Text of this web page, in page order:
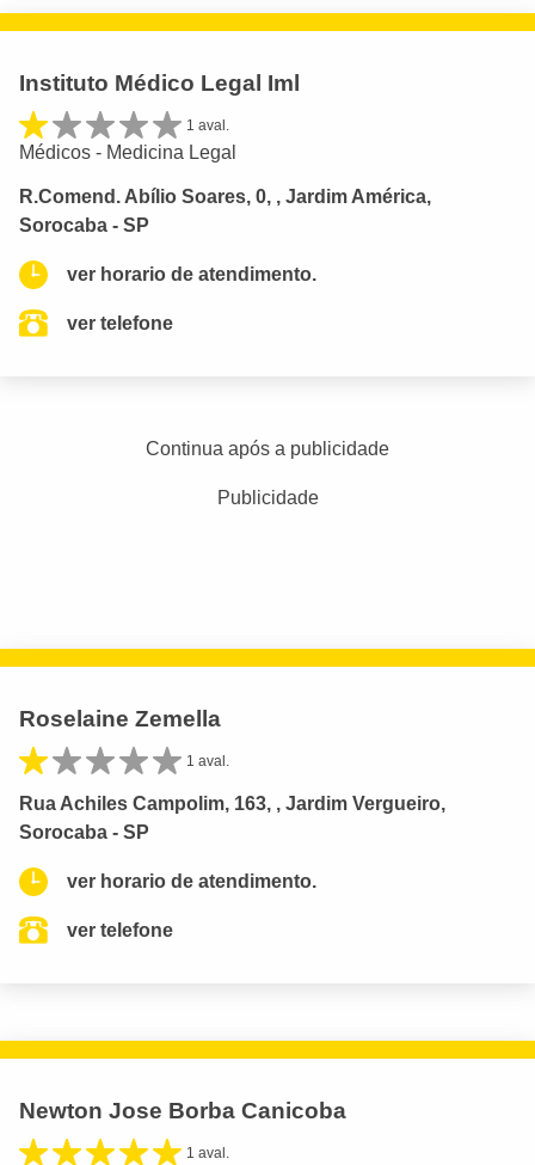
Instituto Médico Legal Iml
1 aval.
Médicos - Medicina Legal
R.Comend. Abílio Soares, 0, , Jardim América,
Sorocaba - SP
ver horario de atendimento.
ver telefone
Continua após a publicidade
Publicidade
Roselaine Zemella
1 aval.
Rua Achiles Campolim, 163, , Jardim Vergueiro,
Sorocaba - SP
ver horario de atendimento.
ver telefone
Newton Jose Borba Canicoba
1 aval.